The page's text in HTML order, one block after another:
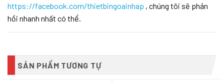
https://facebook.com/thietbingoainhap , chúng tôi sẽ phản
hồi nhanh nhất có thể.
SẢN PHẨM TƯƠNG TỰ